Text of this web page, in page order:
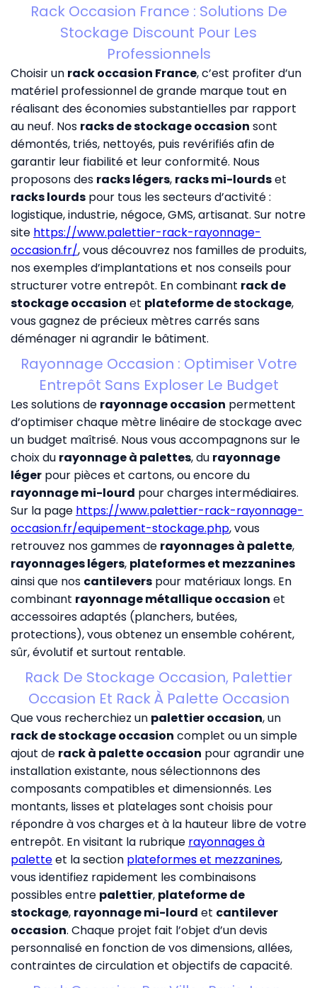
Rack Occasion France : Solutions De
Stockage Discount Pour Les
Professionnels
Choisir un rack occasion France, c’est profiter d’un
matériel professionnel de grande marque tout en
réalisant des économies substantielles par rapport
au neuf. Nos racks de stockage occasion sont
démontés, triés, nettoyés, puis revérifiés afin de
garantir leur fiabilité et leur conformité. Nous
proposons des racks légers, racks mi-lourdset
racks lourds pour tous les secteurs d’activité :
logistique, industrie, négoce, GMS, artisanat. Sur notre
site https://www.palettier-rack-rayonnage-
occasion.fr/, vous découvrez nos familles de produits,
nos exemples d’implantations et nos conseils pour
structurer votre entrepôt. En combinant rack de
stockage occasion et plateforme de stockage,
vous gagnez de précieux mètres carrés sans
déménager ni agrandir le bâtiment.
Rayonnage Occasion : Optimiser Votre
Entrepôt Sans Exploser Le Budget
Les solutions de rayonnage occasion permettent
d’optimiser chaque mètre linéaire de stockage avec
un budget maîtrisé. Nous vous accompagnons sur le
choix du rayonnage à palettes, du rayonnage
léger pour pièces et cartons, ou encore du
rayonnage mi-lourd pour charges intermédiaires.
Sur la page https://www.palettier-rack-rayonnage-
occasion.fr/equipement-stockage.php, vous
retrouvez nos gammes de rayonnages à palette,
rayonnages légers, plateformes et mezzanines
ainsi que nos cantilevers pour matériaux longs. En
combinant rayonnage métallique occasion et
accessoires adaptés (planchers, butées,
protections), vous obtenez un ensemble cohérent,
sûr, évolutif et surtout rentable.
Rack De Stockage Occasion, Palettier
Occasion Et Rack À Palette Occasion
Que vous recherchiez un palettier occasion, un
rack de stockage occasion complet ou un simple
ajout de rack à palette occasion pour agrandir une
installation existante, nous sélectionnons des
composants compatibles et dimensionnés. Les
montants, lisses et platelages sont choisis pour
répondre à vos charges et à la hauteur libre de votre
entrepôt. En visitant la rubrique rayonnages à
paletteet la section plateformes et mezzanines,
vous identifiez rapidement les combinaisons
possibles entre palettier, plateforme de
stockage, rayonnage mi-lourd et cantilever
occasion. Chaque projet fait l’objet d’un devis
personnalisé en fonction de vos dimensions, allées,
contraintes de circulation et objectifs de capacité.